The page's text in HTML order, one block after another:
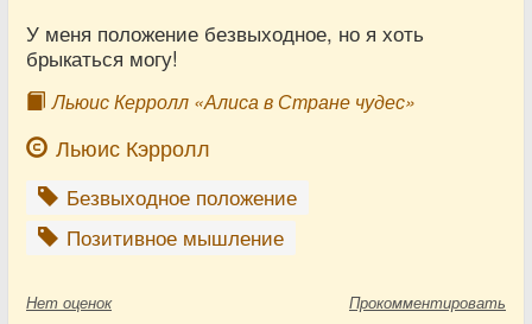
У меня положение безвыходное, но я хоть
брыкаться могу!
Льюис Керролл «Алиса в Стране чудес»
Льюис Кэрролл
Безвыходное положение
Позитивное мышление
Нет оценок Прокомментировать